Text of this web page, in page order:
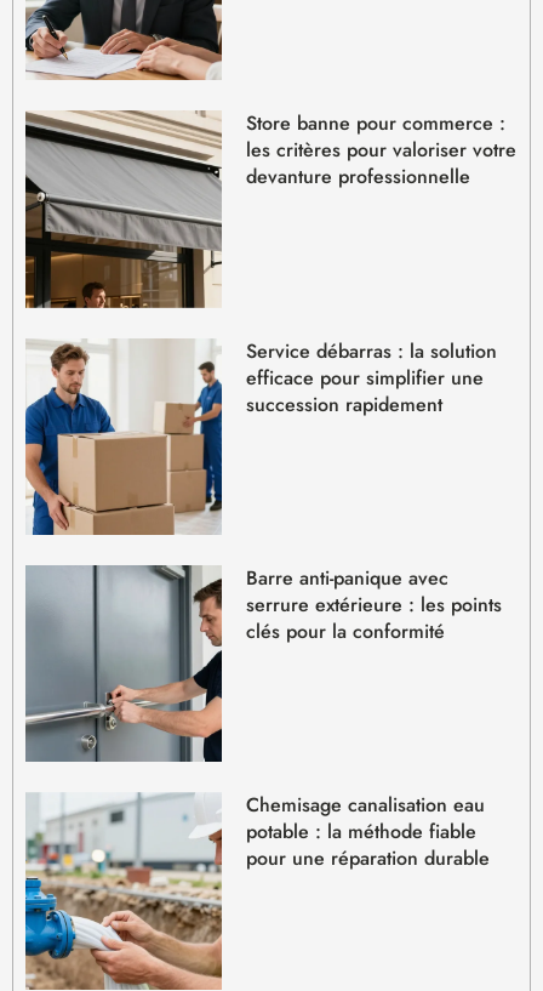
Store banne pour commerce :
les critères pour valoriser votre
devanture professionnelle
Service débarras : la solution
efficace pour simplifier une
succession rapidement
Barre anti-panique avec
serrure extérieure : les points
clés pour la conformité
Chemisage canalisation eau
potable : la méthode fiable
pour une réparation durable